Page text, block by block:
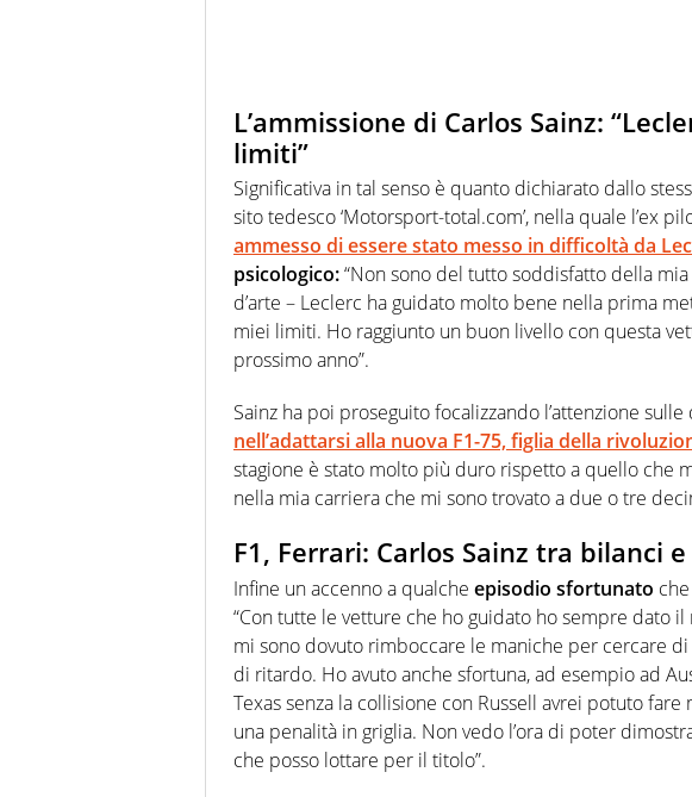
L’ammissione di Carlos Sainz:
limiti”
Significativa in tal senso è quanto dichiarato dallo
sito tedesco ‘Motorsport-total.com’, nella quale l’ex
ammesso di essere stato messo in difficoltà da
psicologico:“Non sono del tutto soddisfatto della
d’arte – Leclerc ha guidato molto bene nella prima
miei limiti. Ho raggiunto un buon livello con questa
prossimo anno”.
Sainz ha poi proseguito focalizzando l’attenzione
nell’adattarsi alla nuova F1-75, figlia della
stagione è stato molto più duro rispetto a quello che
nella mia carriera che mi sono trovato a due o tre
F1, Ferrari: Carlos Sainz tra bilanci
Infine un accenno a qualche episodio sfortunato
“Con tutte le vetture che ho guidato ho sempre dato il
mi sono dovuto rimboccare le maniche per cercare
di ritardo. Ho avuto anche sfortuna, ad esempio ad
Texas senza la collisione con Russell avrei potuto
una penalità in griglia. Non vedo l’ora di poter
che posso lottare per il titolo”.